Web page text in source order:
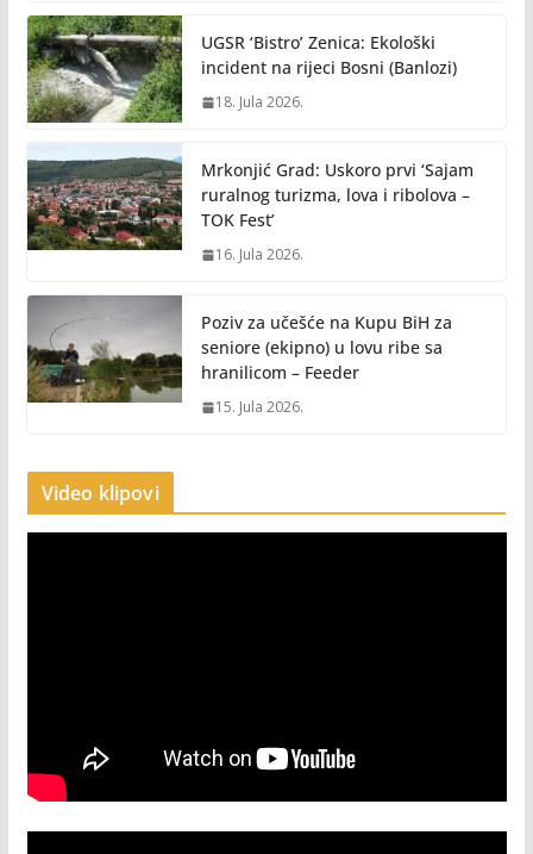
UGSR ‘Bistro’ Zenica: Ekološki
incident na rijeci Bosni (Banlozi)
18. Jula 2026.
Mrkonjić Grad: Uskoro prvi ‘Sajam
ruralnog turizma, lova i ribolova –
TOK Fest’
16. Jula 2026.
Poziv za učešće na Kupu BiH za
seniore (ekipno) u lovu ribe sa
hranilicom – Feeder
15. Jula 2026.
Video klipovi